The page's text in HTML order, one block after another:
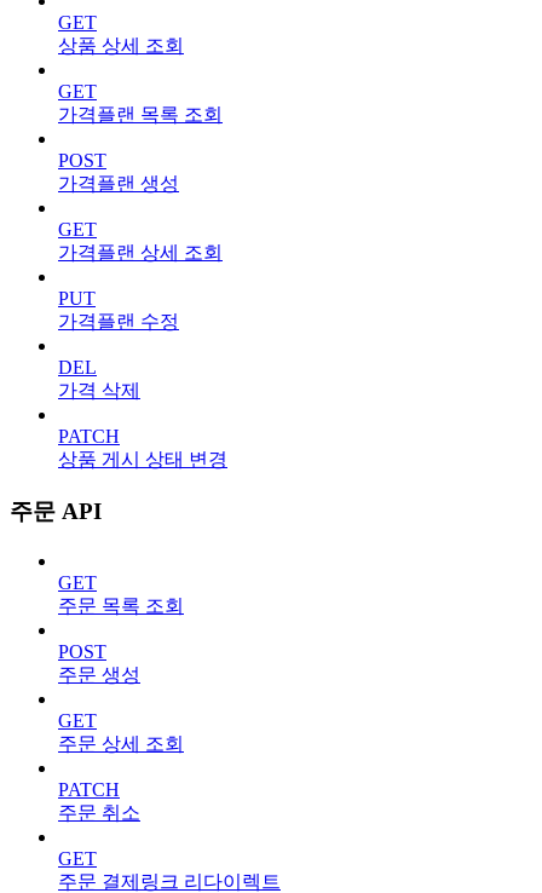
GET
상품 상세 조회
GET
가격플랜 목록 조회
POST
가격플랜 생성
GET
가격플랜 상세 조회
PUT
가격플랜 수정
DEL
가격 삭제
PATCH
상품 게시 상태 변경
주문 API
GET
주문 목록 조회
POST
주문 생성
GET
주문 상세 조회
PATCH
주문 취소
GET
주문 결제링크 리다이렉트